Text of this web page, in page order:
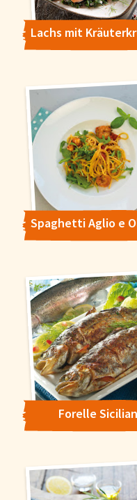
Forelle
Cookie-
Um unsere
verbessern, sowie
Chat-Funktion
'Alle akzeptieren'
'Konfigurieren'
wollen. Weitere
Datenschutzerklärung.
Konfigurieren